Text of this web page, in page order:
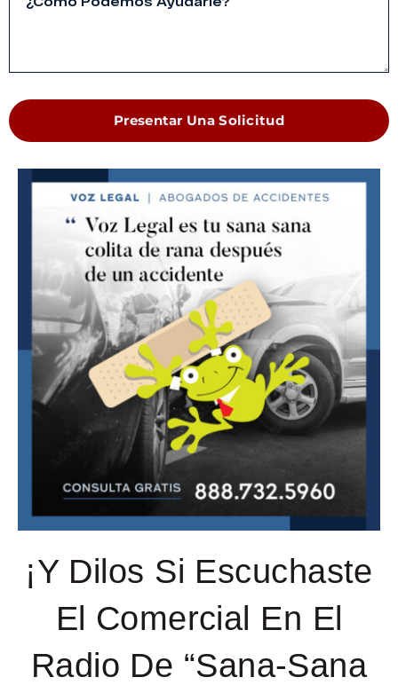
Presentar Una Solicitud
¡Y Dilos Si Escuchaste
El Comercial En El
Radio De “Sana-Sana